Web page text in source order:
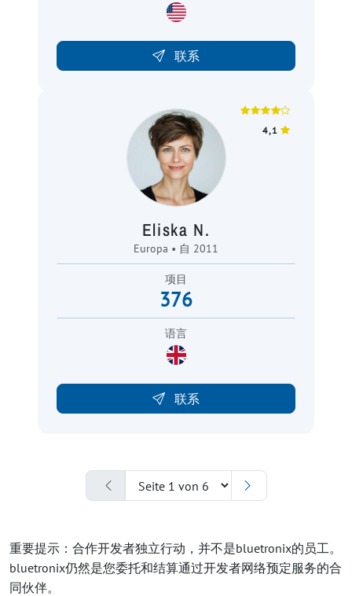
联系
4,1
Eliska N.
Europa • 自 2011
项目
376
语言
联系
重要提示：合作开发者独立行动，并不是bluetronix的员工。
bluetronix仍然是您委托和结算通过开发者网络预定服务的合
同伙伴。